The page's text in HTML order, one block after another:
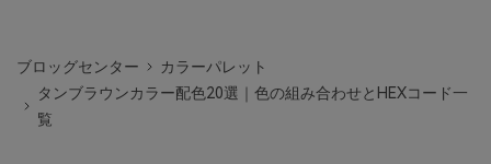
ブロッグセンター
カラーパレット
タンブラウンカラー配色20選｜色の組み合わせとHEXコード一
覧